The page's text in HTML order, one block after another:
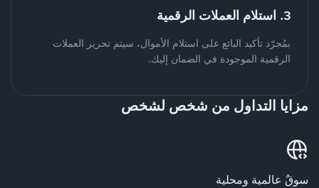
3. استلام العملات الرقمية
بمُجرّد تأكيد البائع على استلام الأموال، سيتم تحرير العملات
الرقمية الموجودة في الضمان إليك.
مزايا التداول من شخص لشخص
سوقٌ عالمية ومحلية